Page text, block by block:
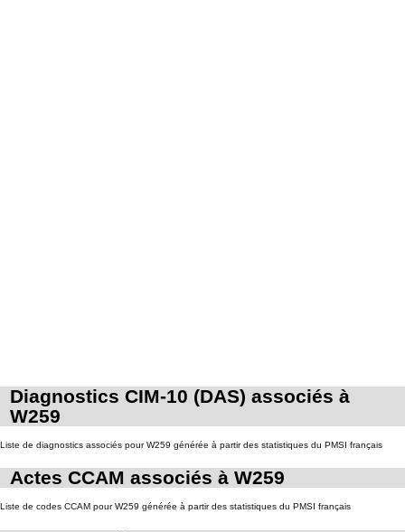
Diagnostics CIM-10 (DAS) associés à
W259
Liste de diagnostics associés pour W259 générée à partir des statistiques du PMSI français
Actes CCAM associés à W259
Liste de codes CCAM pour W259 générée à partir des statistiques du PMSI français